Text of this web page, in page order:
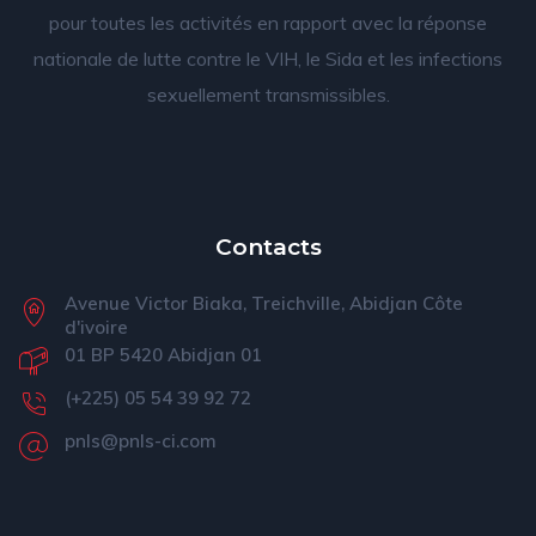
pour toutes les activités en rapport avec la réponse
nationale de lutte contre le VIH, le Sida et les infections
sexuellement transmissibles.
Contacts
Avenue Victor Biaka, Treichville, Abidjan Côte
d'ivoire
01 BP 5420 Abidjan 01
(+225) 05 54 39 92 72
pnls@pnls-ci.com